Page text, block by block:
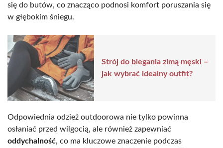
się do butów, co znacząco podnosi komfort poruszania się
w głębokim śniegu.
Strój do biegania zimą męski –
jak wybrać idealny outfit?
Odpowiednia odzież outdoorowa nie tylko powinna
osłaniać przed wilgocią, ale również zapewniać
oddychalność, co ma kluczowe znaczenie podczas